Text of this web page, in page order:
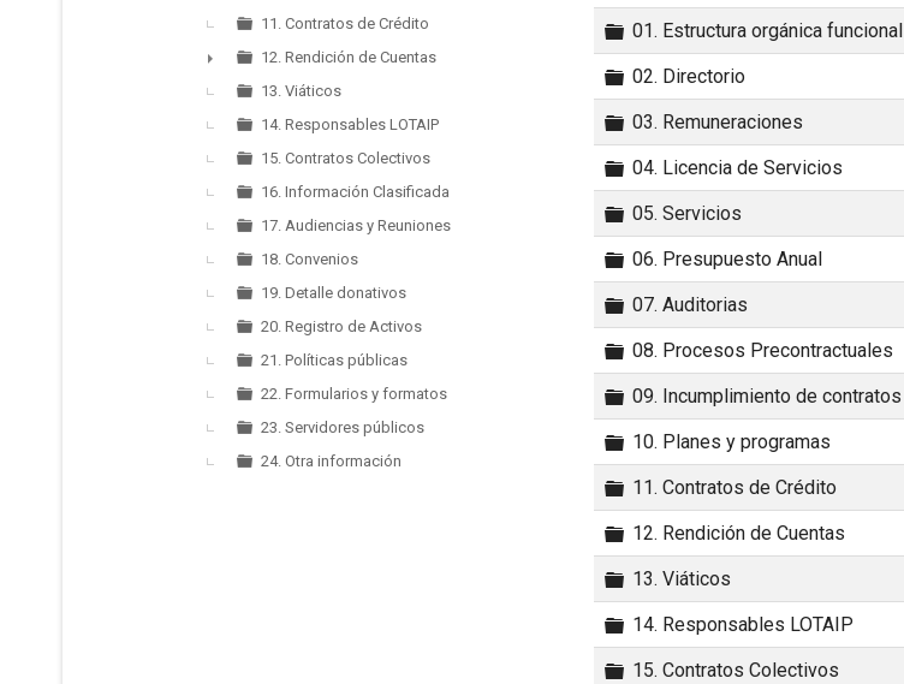
►
11. Contratos de Crédito
►
12. Rendición de Cuentas
13. Viáticos
14. Responsables LOTAIP
15. Contratos Colectivos
16. Información Clasificada
17. Audiencias y Reuniones
18. Convenios
19. Detalle donativos
20. Registro de Activos
21. Políticas públicas
22. Formularios y formatos
23. Servidores públicos
24. Otra información
Carpeta
01. Estructura orgánica funcional
Carpeta
02. Directorio
Carpeta
03. Remuneraciones
Carpeta
04. Licencia de Servicios
Carpeta
05. Servicios
Carpeta
06. Presupuesto Anual
Carpeta
07. Auditorias
Carpeta
08. Procesos Precontractuales
Carpeta
09. Incumplimiento de contratos
Carpeta
10. Planes y programas
Carpeta
11. Contratos de Crédito
Carpeta
12. Rendición de Cuentas
Carpeta
13. Viáticos
Carpeta
14. Responsables LOTAIP
Carpeta
15. Contratos Colectivos